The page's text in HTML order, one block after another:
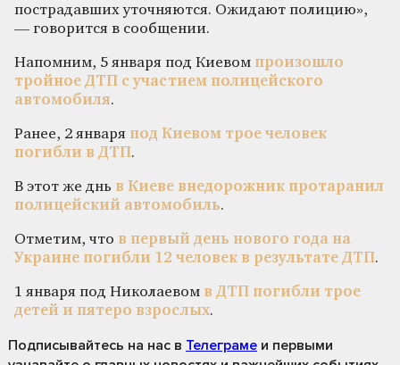
пострадавших уточняются. Ожидают полицию»,
— говорится в сообщении.
Напомним, 5 января под Киевом произошло
тройное ДТП с участием полицейского
автомобиля.
Ранее, 2 января под Киевом трое человек
погибли в ДТП.
В этот же днь в Киеве внедорожник протаранил
полицейский автомобиль.
Отметим, что в первый день нового года на
Украине погибли 12 человек в результате ДТП.
1 января под Николаевом в ДТП погибли трое
детей и пятеро взрослых.
Подписывайтесь на нас в Телеграме и первыми